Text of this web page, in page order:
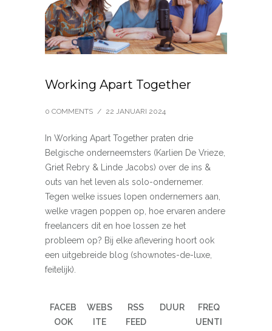
Working Apart Together
0 COMMENTS / 22 JANUARI 2024
In Working Apart Together praten drie
Belgische onderneemsters (Karlien De Vrieze,
Griet Rebry & Linde Jacobs) over de ins &
outs van het leven als solo-ondernemer.
Tegen welke issues lopen ondernemers aan,
welke vragen poppen op, hoe ervaren andere
freelancers dit en hoe lossen ze het
probleem op? Bij elke aflevering hoort ook
een uitgebreide blog (shownotes-de-luxe,
feitelijk).
FACEB
OOK
WEBS
ITE
RSS
FEED
DUUR
FREQ
UENTI